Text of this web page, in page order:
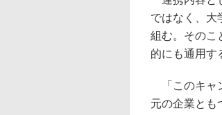
ではなく、大
組む。そのこ
的にも通用す
「このキャ
元の企業とも